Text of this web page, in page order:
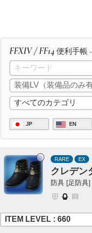
FFXIV / FF14 便利手帳
JP EN
RARE EX
クレデン
防具 [足防具]
ITEM LEVEL : 660